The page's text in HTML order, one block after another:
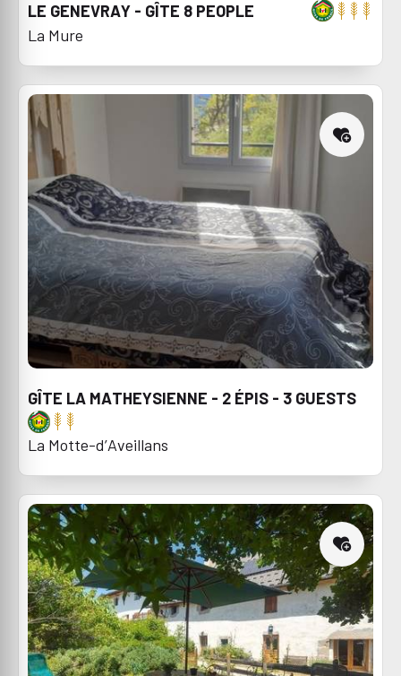
LE GENEVRAY - GÎTE 8 PEOPLE
La Mure
GÎTE LA MATHEYSIENNE - 2 ÉPIS - 3 GUESTS
La Motte-d’Aveillans